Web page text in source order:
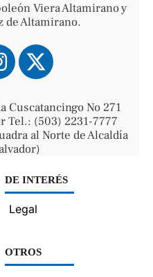
Viera Altamirano y
de Altamirano.
Cuscatancingo No 271
Tel.: (503) 2231-7777
al Norte de Alcaldía
DE INTERÉS
Legal
OTROS